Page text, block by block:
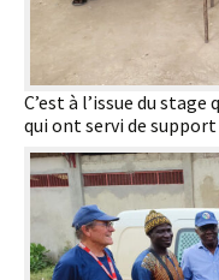
C’est à l’issue du
qui ont servi de